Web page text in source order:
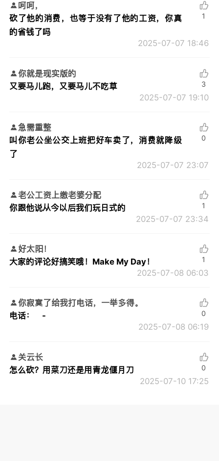
呵呵，
砍了他的消费，也等于没有了他的工资，你真
的省钱了吗
2025-07-07 18:46
1
你就是现实版的
又要马儿跑，又要马儿不吃草
2025-07-07 19:10
3
急需重整
叫你老公坐公交上班把好车卖了，消费就降级
了
2025-07-07 23:07
0
老公工资上缴老婆分配
你跟他说从今以后我们玩日式的
2025-07-07 23:34
1
好太阳！
大家的评论好搞笑哦！Make My Day！
2025-07-08 06:03
1
你寂寞了给我打电话，一举多得。
电话： -
2025-07-08 06:19
0
关云长
怎么砍？用菜刀还是用青龙偃月刀
2025-07-10 17:25
0